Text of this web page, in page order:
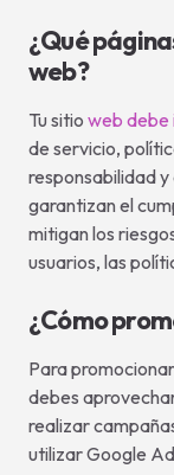
¿Qué
web?
Tu sitio web debe
de servicio,
responsabilidad
garantizan el
mitigan los
usuarios, las
¿Cómo
Para
debes
realizar
utilizar Google